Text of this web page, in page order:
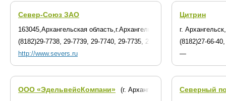
Север-Союз ЗАО
163045,Архангельская область,г.Архангельск,Кузнечихинский
(8182)29-7738, 29-7739, 29-7740, 29-7735, 29-7745
http://www.severs.ru
Цитрин
г.
(8182)27-66-
—
ООО «ЭдельвейсКомпани»
(г. Архангельск)
Северный